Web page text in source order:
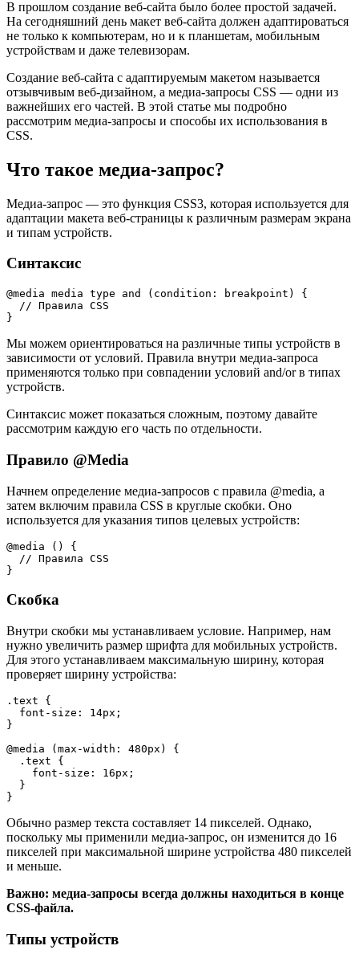
В прошлом создание веб-сайта было более простой задачей.
На сегодняшний день макет веб-сайта должен адаптироваться
не только к компьютерам, но и к планшетам, мобильным
устройствам и даже телевизорам.
Создание веб-сайта с адаптируемым макетом называется
отзывчивым веб-дизайном, а медиа-запросы CSS — одни из
важнейших его частей. В этой статье мы подробно
рассмотрим медиа-запросы и способы их использования в
CSS.
Что такое медиа-запрос?
Медиа-запрос — это функция CSS3, которая используется для
адаптации макета веб-страницы к различным размерам экрана
и типам устройств.
Синтаксис
@media media type and (condition: breakpoint) {
}
Мы можем ориентироваться на различные типы устройств в
зависимости от условий. Правила внутри медиа-запроса
применяются только при совпадении условий and/or в типах
устройств.
Синтаксис может показаться сложным, поэтому давайте
рассмотрим каждую его часть по отдельности.
Правило @Media
Начнем определение медиа-запросов с правила @media, а
затем включим правила CSS в круглые скобки. Оно
используется для указания типов целевых устройств:
@media () {
}
Скобка
Внутри скобки мы устанавливаем условие. Например, нам
нужно увеличить размер шрифта для мобильных устройств.
Для этого устанавливаем максимальную ширину, которая
проверяет ширину устройства:
.text {
}
@media (max-width: 480px) {
}
Обычно размер текста составляет 14 пикселей. Однако,
поскольку мы применили медиа-запрос, он изменится до 16
пикселей при максимальной ширине устройства 480 пикселей
и меньше.
Важно: медиа-запросы всегда должны находиться в конце
CSS-файла.
Типы устройств